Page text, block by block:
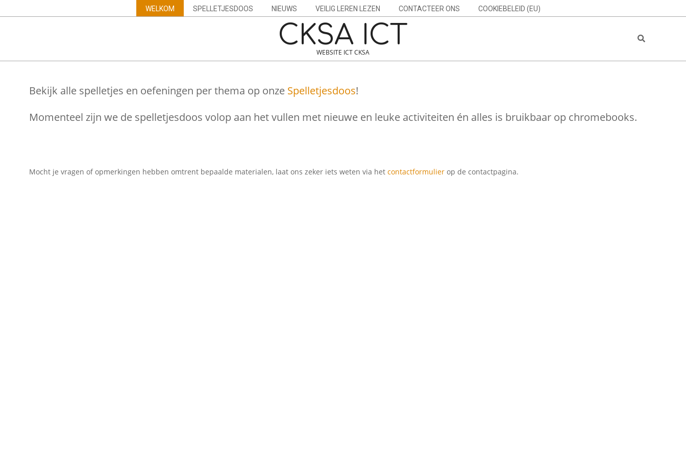
to
Menu
WELKOM SPELLETJESDOOS NIEUWS VEILIG LEREN LEZEN CONTACTEER ONS COOKIEBELEID (EU)
CKSA ICT
WEBSITE ICT CKSA
Search
Bekijk alle spelletjes en oefeningen per thema op onze Spelletjesdoos!
Momenteel zijn we de spelletjesdoos volop aan het vullen met nieuwe en leuke activiteiten én alles is bruikbaar op chromebooks.
Mocht je vragen of opmerkingen hebben omtrent bepaalde materialen, laat ons zeker iets weten via het contactformulier op de contactpagina.